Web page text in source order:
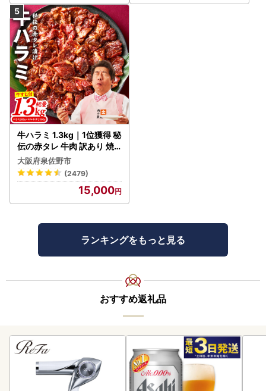
牛ハラミ 1.3kg｜1位獲得 秘
伝の赤タレ 牛肉 訳あり 焼
肉 BBQ
大阪府泉佐野市
(2479)
15,000
ランキングをもっと見る
おすすめ返礼品